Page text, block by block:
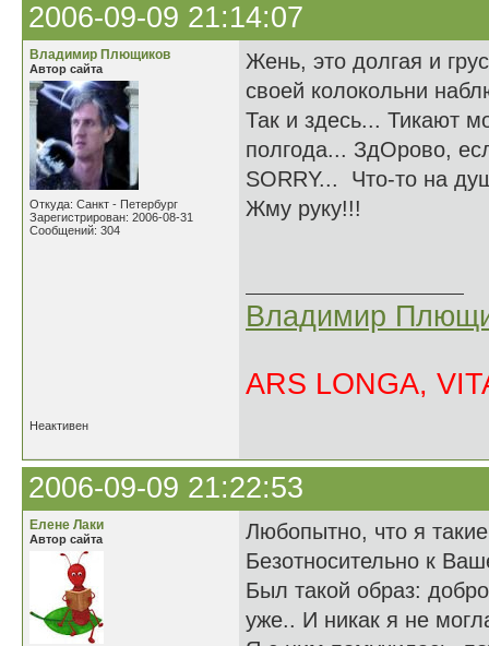
2006-09-09 21:14:07
Владимир Плющиков
Автор сайта
Откуда: Санкт - Петербург
Зарегистрирован: 2006-08-31
Сообщений: 304
Жень, это долгая и
своей колокольни
Так и здесь... Тикают
полгода... ЗдОрово,
SORRY... Что-то на
Жму руку!!!
Владимир
ARS LONGA,
Неактивен
2006-09-09 21:22:53
Елене Лаки
Автор сайта
Любопытно, что я
Безотносительно к
Был такой образ:
уже.. И никак я не